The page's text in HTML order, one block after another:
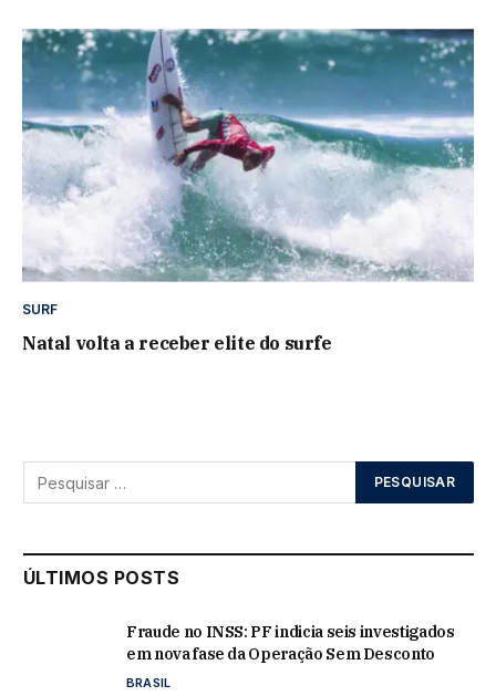
SURF
Natal volta a receber elite do surfe
ÚLTIMOS POSTS
Fraude no INSS: PF indicia seis investigados
em nova fase da Operação Sem Desconto
BRASIL